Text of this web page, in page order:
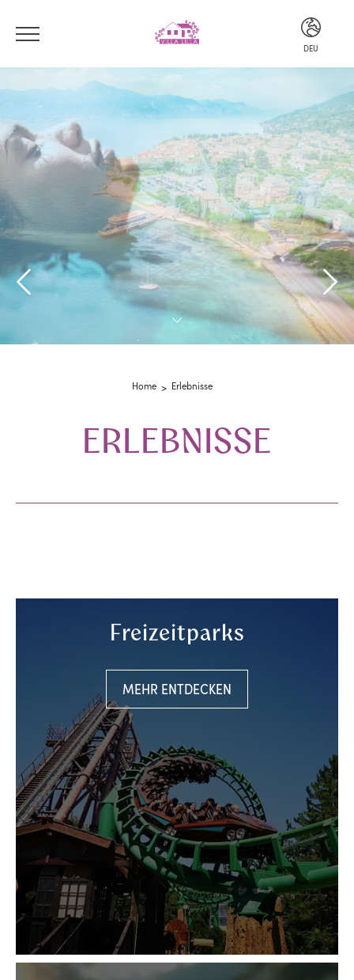
DEU
DEU
Home Erlebnisse
ERLEBNISSE
Freizeitparks
MEHR ENTDECKEN